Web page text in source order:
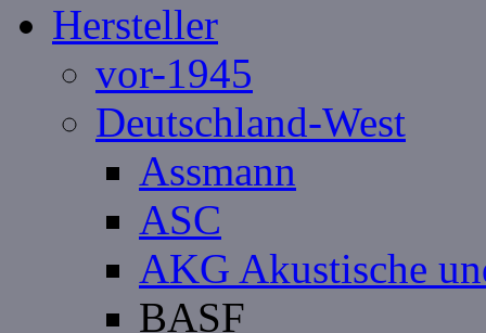
Hersteller
vor-1945
Deutschland-West
Assmann
ASC
AKG Akustische
BASF